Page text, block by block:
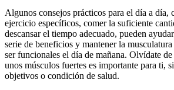
Algunos consejos prácticos para el día a día,
ejercicio específicos, comer la suficiente
descansar el tiempo adecuado, pueden
serie de beneficios y mantener la
ser funcionales el día de mañana. Olvídate
unos músculos fuertes es importante para ti,
objetivos o condición de salud.